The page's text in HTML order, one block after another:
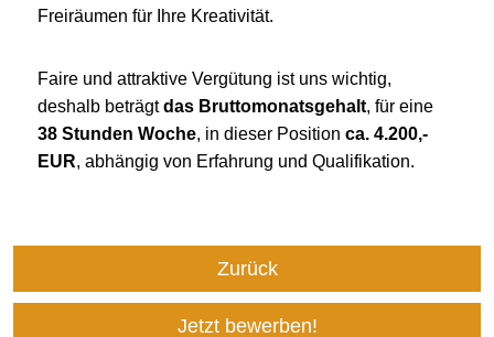
Freiräumen für Ihre Kreativität.
Faire und attraktive Vergütung ist uns wichtig,
deshalb beträgtdas Bruttomonatsgehalt, für eine
38 Stunden Woche, in dieser Position ca. 4.200,-
EUR, abhängig von Erfahrung und Qualifikation.
Zurück
Jetzt bewerben!